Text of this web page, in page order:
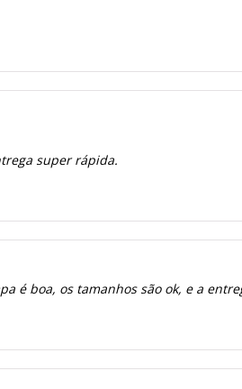
super rápida.
é boa, os tamanhos são ok, e a